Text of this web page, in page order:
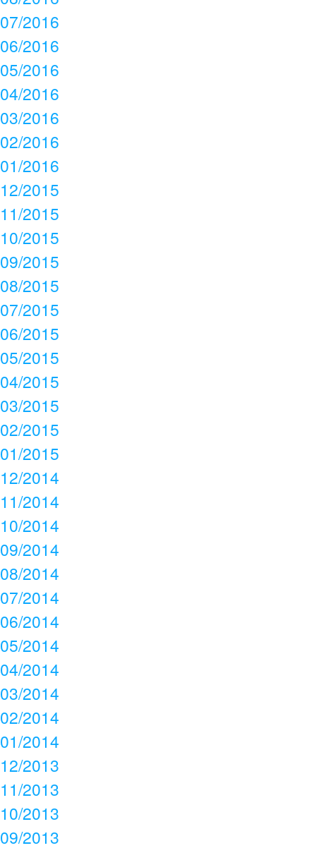
07/2016
06/2016
05/2016
04/2016
03/2016
02/2016
01/2016
12/2015
11/2015
10/2015
09/2015
08/2015
07/2015
06/2015
05/2015
04/2015
03/2015
02/2015
01/2015
12/2014
11/2014
10/2014
09/2014
08/2014
07/2014
06/2014
05/2014
04/2014
03/2014
02/2014
01/2014
12/2013
11/2013
10/2013
09/2013